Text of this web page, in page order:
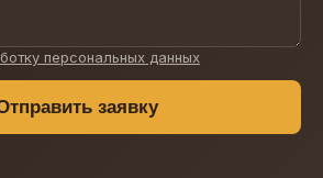
персональных данных
заявку